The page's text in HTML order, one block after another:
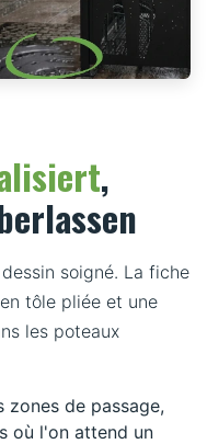
,
soigné. La fiche
tôle pliée et une
les poteaux
de passage,
où l'on attend un